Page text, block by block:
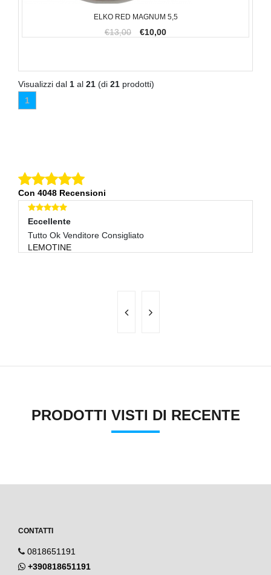
ELKO RED MAGNUM 5,5
€13,00 €10,00
Visualizzi dal 1 al 21 (di 21 prodotti)
1
Con 4048 Recensioni
Eccellente
Tutto Ok Venditore Consigliato
LEMOTINE
PRODOTTI VISTI DI RECENTE
CONTATTI
0818651191
+390818651191